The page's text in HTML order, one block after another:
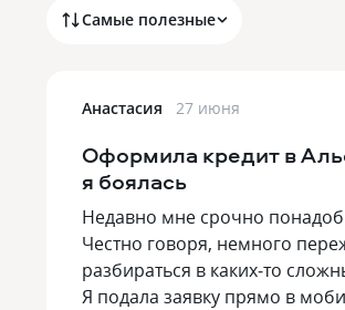
Самые полезные
Анастасия 27 июня
Оформила кредит в
я боялась
Недавно мне срочно
Честно говоря, немного
разбираться в каких‑то
Я подала заявку прямо в